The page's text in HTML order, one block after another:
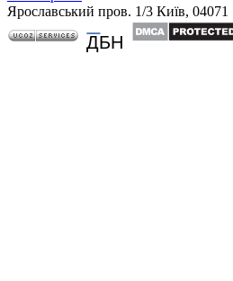
Ярославський пров. 1/3 Київ, 04071